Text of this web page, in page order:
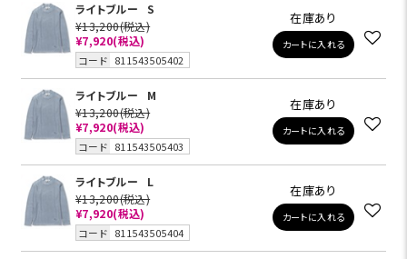
ライトブルー
S
¥13,200(税込)
¥7,920(税込)
コード 811543505402
在庫あり
カートに入れる
ライトブルー
M
¥13,200(税込)
¥7,920(税込)
コード 811543505403
在庫あり
カートに入れる
ライトブルー
L
¥13,200(税込)
¥7,920(税込)
コード 811543505404
在庫あり
カートに入れる